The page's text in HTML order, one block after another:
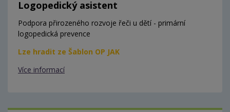
Logopedický asistent
Podpora přirozeného rozvoje řeči u dětí - primární
logopedická prevence
Lze hradit ze Šablon OP JAK
Více informací